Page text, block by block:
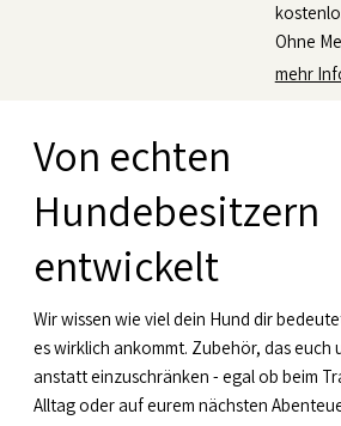
Ohne
mehr
Von echten
Hundebesitzern
entwickelt
Wir wissen wie viel dein Hund dir
es wirklich ankommt. Zubehör, das euch
anstatt einzuschränken - egal ob beim
Alltag oder auf eurem nächsten